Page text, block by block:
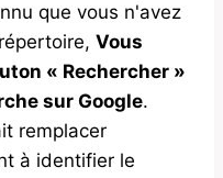
que vous n'avez
Vous
« Rechercher »
sur Google.
remplacer
à identifier le